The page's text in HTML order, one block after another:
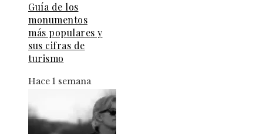
Guía de los
monumentos
más populares y
sus cifras de
turismo
Hace 1 semana